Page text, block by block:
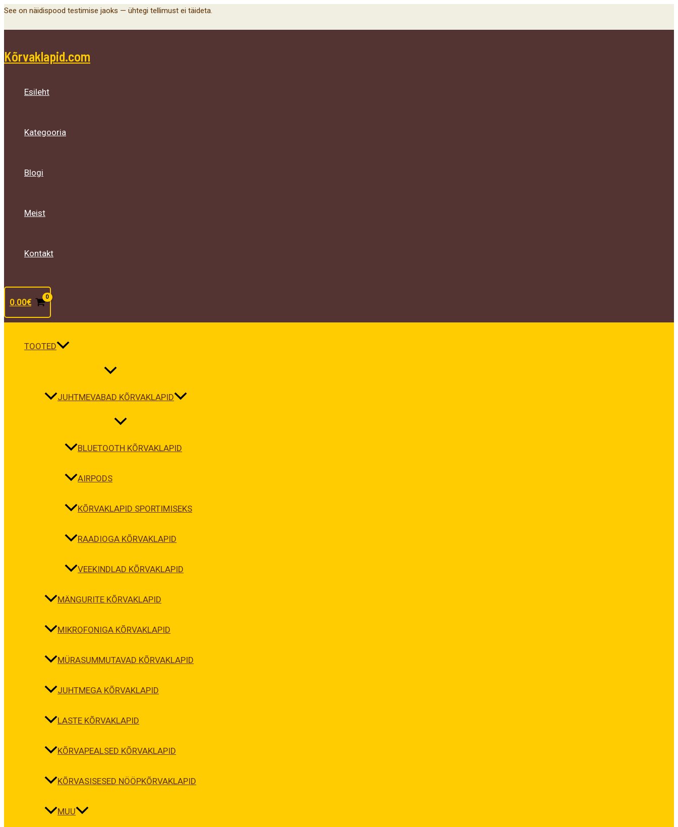
Skip
See on näidispood testimise jaoks — ühtegi tellimust ei täideta.
Kõrvaklapid.com
Esileht
Kategooria
Blogi
Meist
Kontakt
0.00€
TOOTED
Menu
Toggle
JUHTMEVABAD KÕRVAKLAPID
Menu
Toggle
BLUETOOTH KÕRVAKLAPID
AIRPODS
KÕRVAKLAPID SPORTIMISEKS
RAADIOGA KÕRVAKLAPID
VEEKINDLAD KÕRVAKLAPID
MÄNGURITE KÕRVAKLAPID
MIKROFONIGA KÕRVAKLAPID
MÜRASUMMUTAVAD KÕRVAKLAPID
JUHTMEGA KÕRVAKLAPID
LASTE KÕRVAKLAPID
KÕRVAPEALSED KÕRVAKLAPID
KÕRVASISESED NÖÖPKÕRVAKLAPID
MUU
Menu
Toggle